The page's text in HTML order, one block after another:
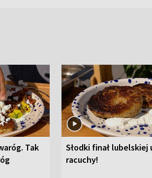
Tak
Słodki finał
racuchy!